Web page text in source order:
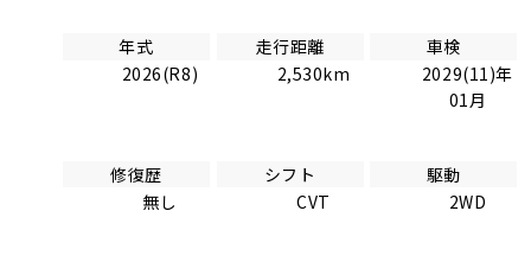
年式
2026(R8)
走行距離
2,530km
車検
2029(11)年
01月
修復歴
無し
シフト
CVT
駆動
2WD